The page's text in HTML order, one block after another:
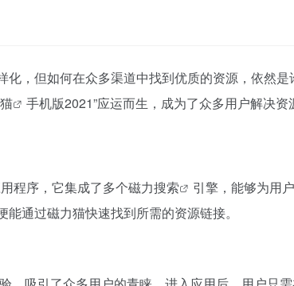
，但如何在众多渠道中找到优质的资源，依然
手机版2021”应运而生，成为了众多用户解决资
程序，它集成了多个磁力搜索 引擎，能够为用
能通过磁力猫快速找到所需的资源链接。